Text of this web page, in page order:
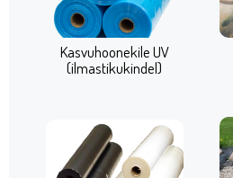
Kasvuhoonekile UV
(ilmastikukindel)